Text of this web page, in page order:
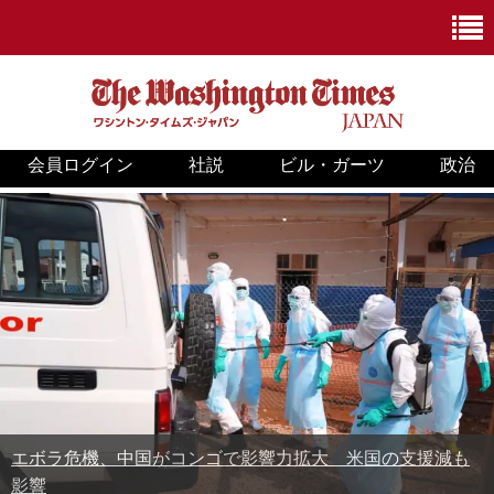
ニュース
政治
ホワイトハウス
COVID-19
国際
会員ログイン 社説 ビル・ガーツ 政治
エボラ危機、中国がコンゴで影響力拡大 米国の支援減も
影響